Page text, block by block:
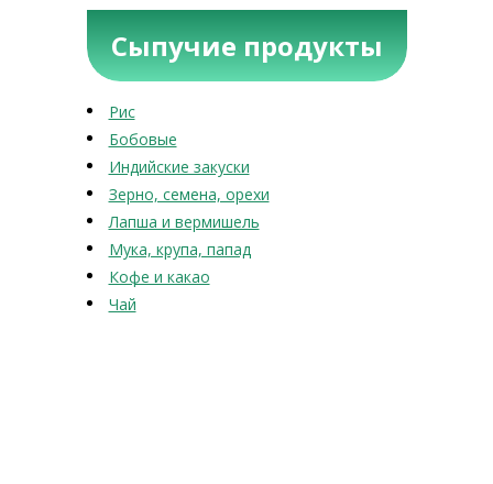
Сыпучие продукты
Рис
Бобовые
Индийские закуски
Зерно, семена, орехи
Лапша и вермишель
Мука, крупа, папад
Кофе и какао
Чай